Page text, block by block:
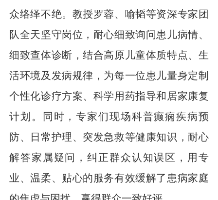
众络绎不绝。教授罗蓉、喻韬等资深专家团
队全天坚守岗位，耐心细致询问患儿病情、
细致查体诊断，结合高原儿童体质特点、生
活环境及发病规律，为每一位患儿量身定制
个性化诊疗方案、科学用药指导和居家康复
计划。同时，专家们现场科普癫痫疾病预
防、日常护理、突发急救等健康知识，耐心
解答家属疑问，纠正群众认知误区，用专
业、温柔、贴心的服务有效缓解了患病家庭